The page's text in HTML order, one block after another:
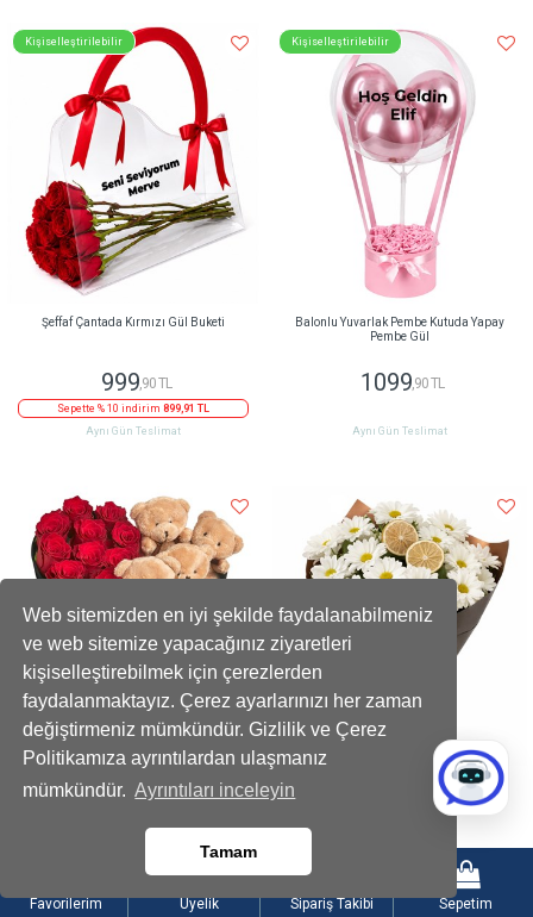
Web sitemizden en iyi şekilde faydalanabilmeniz
ve web sitemize yapacağınız ziyaretleri
kişiselleştirebilmek için çerezlerden
faydalanmaktayız. Çerez ayarlarınızı her zaman
değiştirmeniz mümkündür. Gizlilik ve Çerez
Politikamıza ayrıntılardan ulaşmanız
mümkündür. Ayrıntıları inceleyin
Tamam
Kişiselleştirilebilir
Şeffaf Çantada Kırmızı Gül Buketi
999,90 TL
Sepette % 10 indirim 899,91 TL
Aynı Gün Teslimat
Kişiselleştirilebilir
Balonlu Yuvarlak Pembe Kutuda Yapay
Pembe Gül
1099 ,90 TL
Aynı Gün Teslimat
Kadife Kalpli Ayıcıklı Kutuda Çikolatalı
Kırmızı Gül
Sepette % 10 indirim
Limon Dilimli Beyaz Papatya Buketi
809,91 TL
Favorilerim Üyelik Sipariş Takibi Sepetim